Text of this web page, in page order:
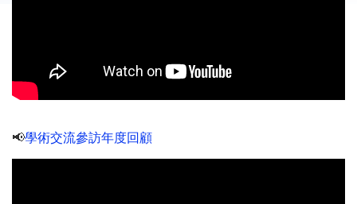
📢學術交流參訪年度回顧